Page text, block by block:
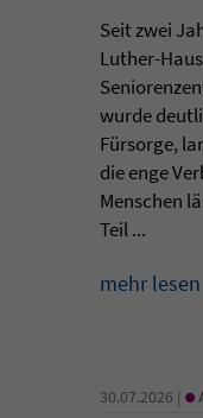
Seit zwei
Luther-
wurde
Fürsorge,
die enge
Menschen
Teil ...
mehr lesen
30.07.2026 | •